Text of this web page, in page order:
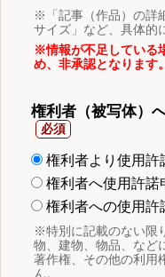
※「記事（作品）の詳
サイズ」など、具体的
※情報が不足している
め、非承認となります。
権利者（被写体）
権利者より使用許
権利者へ使用許諾
権利者への使用許
※特別に記載のない限
物、建物、物品、など
著作権、その他の利用
ん。